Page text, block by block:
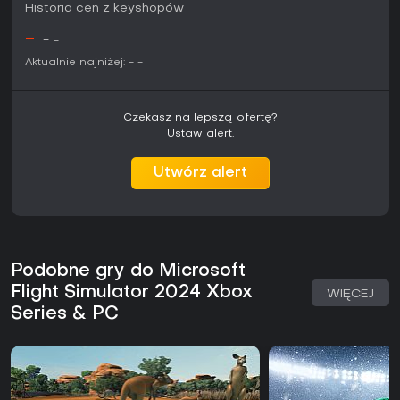
Flight Simulator 2024 oferuje dużą wartość. Entuzjaści
elementami rywalizacji znajdą tu wiele godzin rozgrywki.
Gracze casualowi mogą jednak uznać mechaniki za zbyt
Historia cen z keyshopów
- - -
Aktualnie najniżej: - -
Czekasz na lepszą ofertę?
Ustaw alert.
Utwórz alert
Podobne gry do Microsoft
Flight Simulator 2024 Xbox
Series & PC
WIĘCEJ